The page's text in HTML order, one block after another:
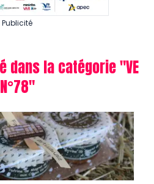
Publicité
dans la catégorie "VE
N°78"